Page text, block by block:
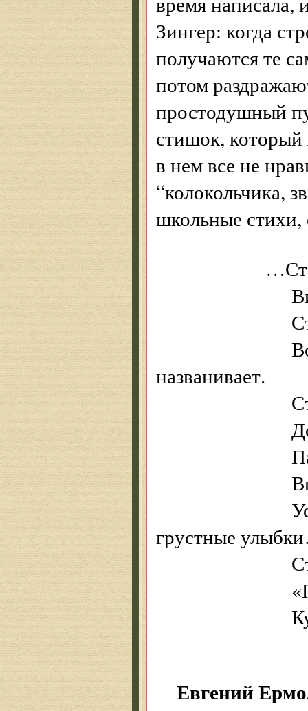
Зингер: когда
получаются те
потом
простодушный
стишок,
в нем все не
“колокольчика,
школьные
…Станция
Видишь
Станция
Вокзала
названивает.
Станция
Дождик
Выносят
грустные
Старушка
Купер
Евгений